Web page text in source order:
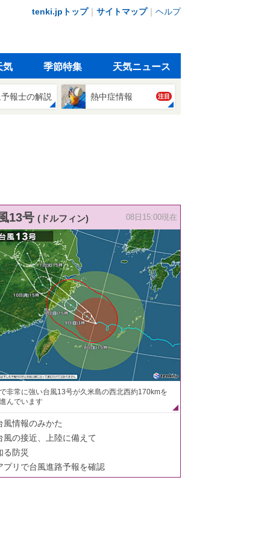
tenki.jpトップ｜ サイトマップ｜ ヘルプ
気 季節特集 天気ニュース
報士の解説 熱中症情報 注目
13号 (ドルフィン) 08日15:00現在
非常に強い台風13号が久米島の西北西約170kmを
んでいます
風情報のみかた
風の接近、上陸に備えて
る防災
プリで台風進路予報を確認